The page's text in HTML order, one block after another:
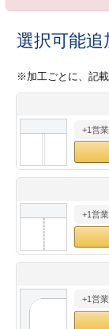
ックカード印刷
業ツール印刷
＆盛り上げ印刷
方法
/送料について
ックカード名刺
ムカード
型マル型印刷
ード印刷
刷
印刷
加工指示ガイ
ックカード
ード印刷
形マル型
印刷
り
プル請求
24
25 26
1
2
9
14
15 16
28
29 30
・・休業日
選択可能
※加工ごとに、記載
+1営
+1営
+1営